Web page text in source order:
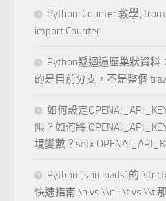
Python: Counter 教學;
import Counter
Python遞迴遍歷巢狀資料
的是目前分支，不是整個
如何設定
限？如何將
境變數？setx
Python `json.loads` 的
快速指南 \n vs \\n ; \t vs \\t